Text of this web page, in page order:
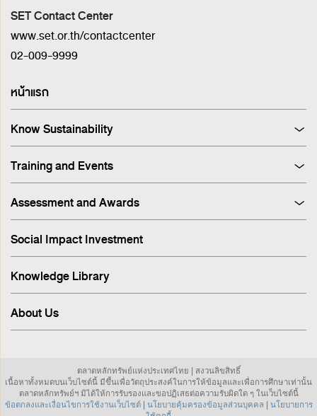
SET Contact Center
www.set.or.th/contactcenter
02-009-9999
หน้าแรก
Know Sustainability
Sustainability at A Glance
Principles and Guidelines
Corporate Governance
Sustainability Management Process
Stakeholder Engagement & Materiality Analysis
ESG Risk
Sustainable Supply Chain
Environment
Innovation
Sustainability Disclosure & Reporting
Investor Relations
Training and Events
Training
Events
Assessment and Awards
Corporate Governance Report (CGR)
SET ESG Ratings
FTSE Russell ESG Scores
ASEAN Corporate Governance Scorecard
Sustainability Index
Sustainability Awards
IR Awards
Social Impact Investment
Knowledge Library
About Us
ตลาดหลักทรัพย์แห่งประเทศไทย | สงวนลิขสิทธิ์
เนื้อหาทั้งหมดบนเว็บไซต์นี้ มีขึ้นเพื่อวัตถุประสงค์ในการให้ข้อมูลและเพื่อการศึกษาเท่านั้น
ตลาดหลักทรัพย์ฯ มิได้ให้การรับรองและขอปฏิเสธต่อความรับผิดใด ๆ ในเว็บไซต์นี้
ข้อตกลงและเงื่อนไขการใช้งานเว็บไซต์| นโยบายคุ้มครองข้อมูลส่วนบุคคล
นโยบายการ